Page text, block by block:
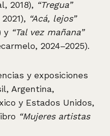
2018), “Tregua”
“Acá, lejos”
y “Tal vez mañana”
2024–2025).
y exposiciones
Argentina,
y Estados Unidos,
“Mujeres artistas